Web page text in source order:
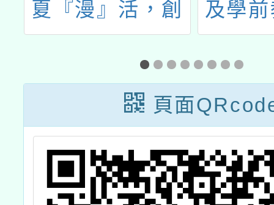
夏『漫』活，創
意說『畫』」
114年全國學生
犯罪預防漫畫與
創意短片徵件活
動辦法乙份
及學
關財
品質
為響
權行
辦理
與人
頁面